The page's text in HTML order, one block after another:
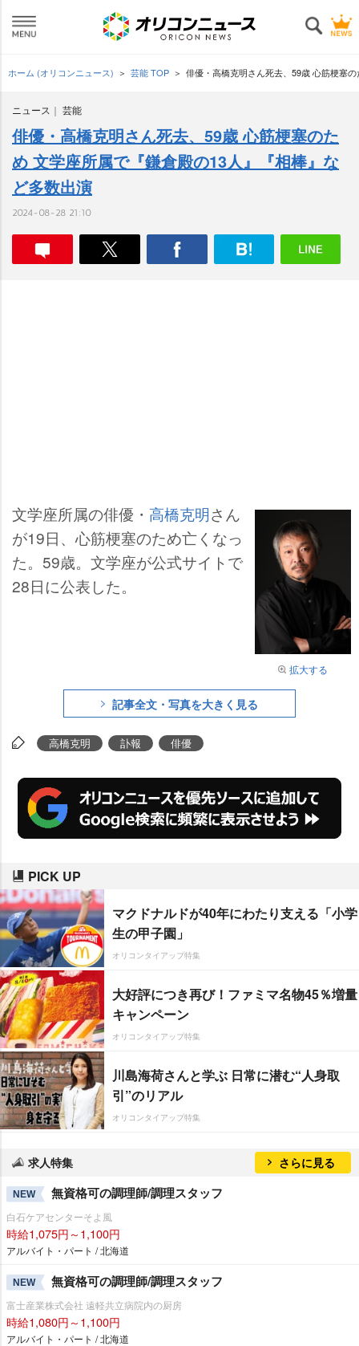
ホーム (オリコンニュース) 芸能 TOP 俳優・高橋克明さん死去、59歳 心筋梗塞
ニュース 芸能
俳優・高橋克明さん死去、59歳 心筋梗塞のた
め 文学座所属で『鎌倉殿の13人』『相棒』な
ど多数出演
2024-08-28 21:10
拡大する
文学座所属の俳優・ 高橋克明さん
が19日、心筋梗塞のため亡くなっ
た。59歳。文学座が公式サイトで
28日に公表した。
記事全文・写真を大きく見る
高橋克明 訃報 俳優
PICK UP
マクドナルドが40年にわたり支える「小学
生の甲子園」
オリコンタイアップ特集
大好評につき再び！ファミマ名物45％増量
キャンペーン
オリコンタイアップ特集
川島海荷さんと学ぶ 日常に潜む“人身取
引”のリアル
オリコンタイアップ特集
求人特集 さらに見る
NEW 無資格可の調理師/調理スタッフ
白石ケアセンターそよ風
時給1,075円～1,100円
アルバイト・パート / 北海道
NEW 無資格可の調理師/調理スタッフ
富士産業株式会社 遠軽共立病院内の厨房
時給1,080円～1,100円
アルバイト・パート / 北海道